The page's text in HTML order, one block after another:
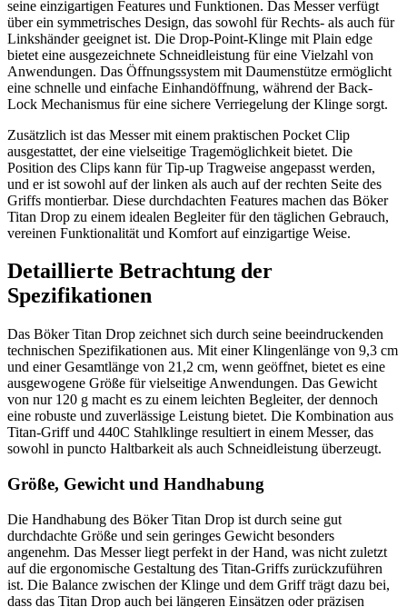
seine einzigartigen Features und Funktionen. Das Messer verfügt
über ein symmetrisches Design, das sowohl für Rechts- als auch für
Linkshänder geeignet ist. Die Drop-Point-Klinge mit Plain edge
bietet eine ausgezeichnete Schneidleistung für eine Vielzahl von
Anwendungen. Das Öffnungssystem mit Daumenstütze ermöglicht
eine schnelle und einfache Einhandöffnung, während der Back-
Lock Mechanismus für eine sichere Verriegelung der Klinge sorgt.
Zusätzlich ist das Messer mit einem praktischen Pocket Clip
ausgestattet, der eine vielseitige Tragemöglichkeit bietet. Die
Position des Clips kann für Tip-up Tragweise angepasst werden,
und er ist sowohl auf der linken als auch auf der rechten Seite des
Griffs montierbar. Diese durchdachten Features machen das Böker
Titan Drop zu einem idealen Begleiter für den täglichen Gebrauch,
vereinen Funktionalität und Komfort auf einzigartige Weise.
Detaillierte Betrachtung der
Spezifikationen
Das Böker Titan Drop zeichnet sich durch seine beeindruckenden
technischen Spezifikationen aus. Mit einer Klingenlänge von 9,3 cm
und einer Gesamtlänge von 21,2 cm, wenn geöffnet, bietet es eine
ausgewogene Größe für vielseitige Anwendungen. Das Gewicht
von nur 120 g macht es zu einem leichten Begleiter, der dennoch
eine robuste und zuverlässige Leistung bietet. Die Kombination aus
Titan-Griff und 440C Stahlklinge resultiert in einem Messer, das
sowohl in puncto Haltbarkeit als auch Schneidleistung überzeugt.
Größe, Gewicht und Handhabung
Die Handhabung des Böker Titan Drop ist durch seine gut
durchdachte Größe und sein geringes Gewicht besonders
angenehm. Das Messer liegt perfekt in der Hand, was nicht zuletzt
auf die ergonomische Gestaltung des Titan-Griffs zurückzuführen
ist. Die Balance zwischen der Klinge und dem Griff trägt dazu bei,
dass das Titan Drop auch bei längeren Einsätzen oder präzisen